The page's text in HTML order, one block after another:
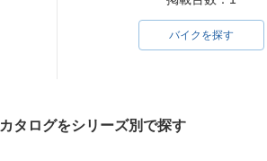
バイクを探す
タログをシリーズ別で探す